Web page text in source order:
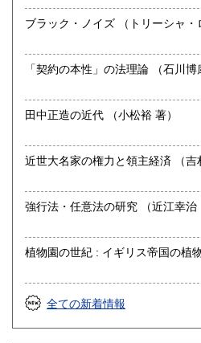
令和4年3月1日より熊本市の中心
舗です。
浄行寺バス停から徒歩1分
ビル全面にお客様用共同駐車場が4
沿線名：熊本電気鉄道藤崎線
最寄駅：藤崎宮前駅
定休日：水曜日
●熊本県内でしたら無料出張買取
お気軽にお問い合わせください。
●店頭買取の場合、1点からでもお
ブラック・ノイズ （
「契約の本性」の法理
田中正造の近代 （小松裕 著）
近世大名家
強行法・任意法の研究
全ての新着情報